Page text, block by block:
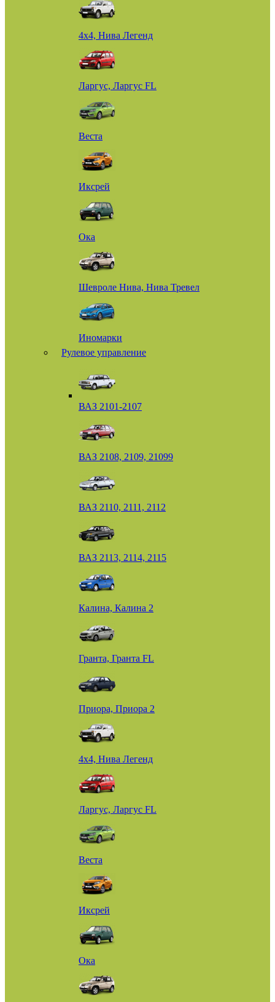
4х4, Нива Легенд
Ларгус, Ларгус FL
Веста
Иксрей
Ока
Шевроле Нива, Нива Тревел
Иномарки
Рулевое управление
ВАЗ 2101-2107
ВАЗ 2108, 2109, 21099
ВАЗ 2110, 2111, 2112
ВАЗ 2113, 2114, 2115
Калина, Калина 2
Гранта, Гранта FL
Приора, Приора 2
4х4, Нива Легенд
Ларгус, Ларгус FL
Веста
Иксрей
Ока